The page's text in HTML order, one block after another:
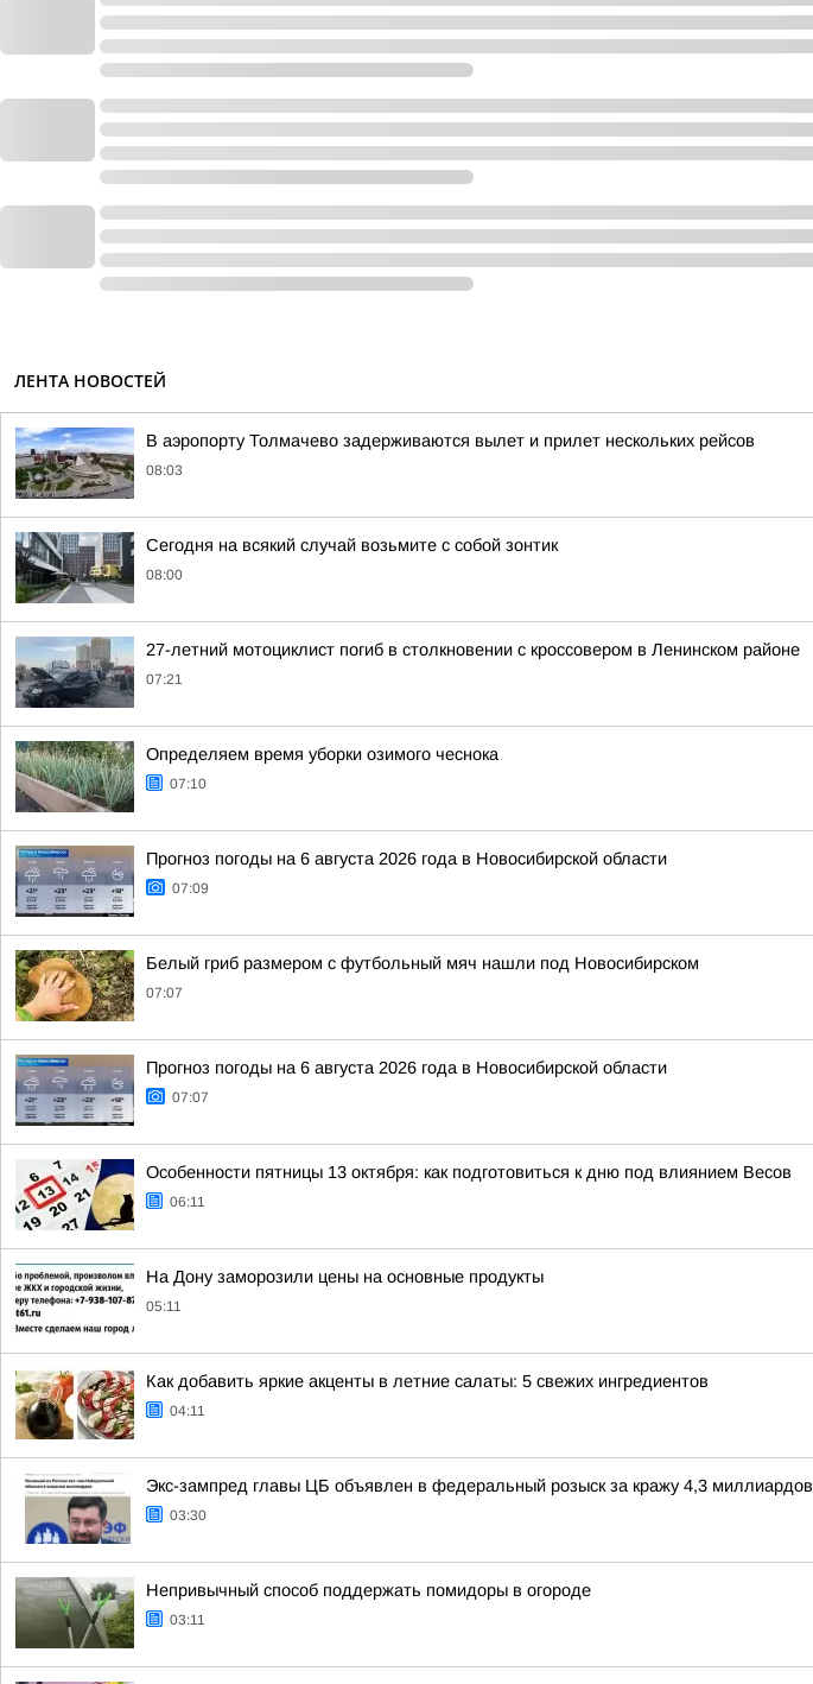
ЛЕНТА НОВОСТЕЙ
В аэропорту Толмачево задерживаются вылет и прилет нескольких рейсов
08:03
Сегодня на всякий случай возьмите с собой зонтик
08:00
27-летний мотоциклист погиб в столкновении с кроссовером в Ленинском районе
07:21
Определяем время уборки озимого чеснока
07:10
Прогноз погоды на 6 августа 2026 года в Новосибирской области
07:09
Белый гриб размером с футбольный мяч нашли под Новосибирском
07:07
Прогноз погоды на 6 августа 2026 года в Новосибирской области
07:07
Особенности пятницы 13 октября: как подготовиться к дню под влиянием Весов
06:11
На Дону заморозили цены на основные продукты
05:11
Как добавить яркие акценты в летние салаты: 5 свежих ингредиентов
04:11
Экс-зампред главы ЦБ объявлен в федеральный розыск за кражу 4,3 миллиардов
03:30
Непривычный способ поддержать помидоры в огороде
03:11